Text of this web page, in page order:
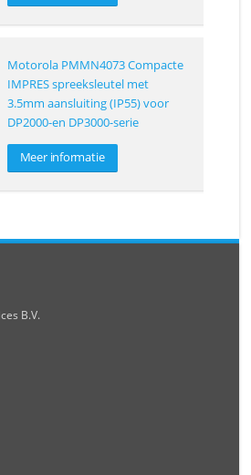
Motorola PMMN4073 Compacte
IMPRES spreeksleutel met
3.5mm aansluiting (IP55) voor
DP2000-en DP3000-serie
Meer informatie
B.V.